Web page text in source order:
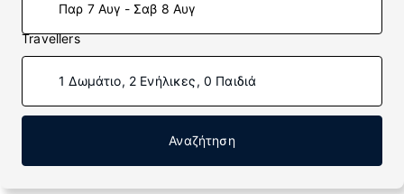
Παρ 7 Αυγ - Σαβ 8 Αυγ
Travellers
1 Δωμάτιο, 2 Ενήλικες, 0 Παιδιά
Αναζήτηση